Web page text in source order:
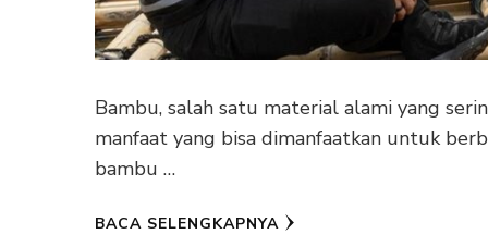
Bambu, salah satu material alami yang
manfaat yang bisa dimanfaatkan untuk
bambu …
BACA SELENGKAPNYA